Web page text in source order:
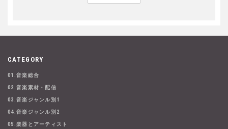
CATEGORY
01.音楽総合
02.音楽素材・配信
03.音楽ジャンル別1
04.音楽ジャンル別2
05.楽器とアーティスト